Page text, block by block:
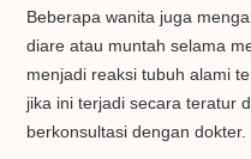
Beberapa wanita juga
diare atau muntah selama
menjadi reaksi tubuh alami
jika ini terjadi secara teratur
berkonsultasi dengan dokter.